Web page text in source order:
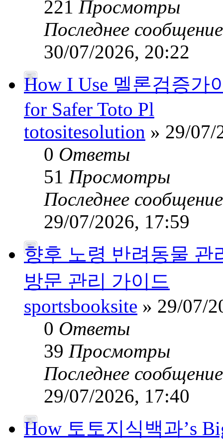
221 Просмотры
Последнее
30/07/2026, 20:22
How I Use 멜론검증가
for Safer Toto Pl
totositesolution » 29/07/
0 Ответы
51 Просмотры
Последнее
29/07/2026, 17:59
향후 노령 반려동물 관
방문 관리 가이드
sportsbooksite » 29/07/
0 Ответы
39 Просмотры
Последнее
29/07/2026, 17:40
How 토토지식백과’s